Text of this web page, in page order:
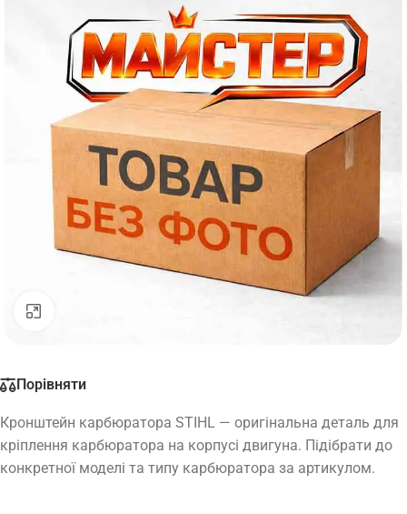
Порівняти
Кронштейн карбюратора STIHL — оригінальна деталь для
кріплення карбюратора на корпусі двигуна. Підібрати до
конкретної моделі та типу карбюратора за артикулом.